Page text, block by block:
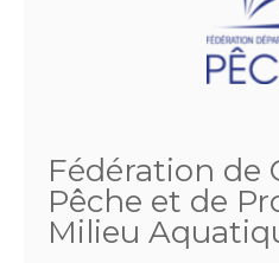
Fédération de
Pêche et de
Milieu